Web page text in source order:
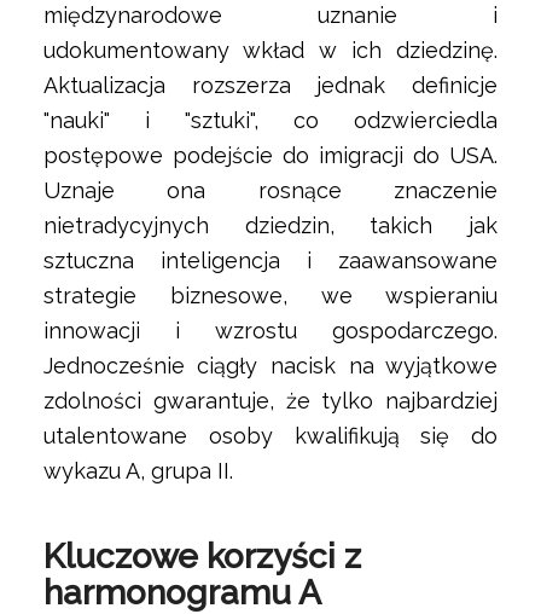
międzynarodowe uznanie i
udokumentowany wkład w ich dziedzinę.
Aktualizacja rozszerza jednak definicje
"nauki" i "sztuki", co odzwierciedla
postępowe podejście do imigracji do USA.
Uznaje ona rosnące znaczenie
nietradycyjnych dziedzin, takich jak
sztuczna inteligencja i zaawansowane
strategie biznesowe, we wspieraniu
innowacji i wzrostu gospodarczego.
Jednocześnie ciągły nacisk na wyjątkowe
zdolności gwarantuje, że tylko najbardziej
utalentowane osoby kwalifikują się do
wykazu A, grupa II.
Kluczowe korzyści z
harmonogramu A